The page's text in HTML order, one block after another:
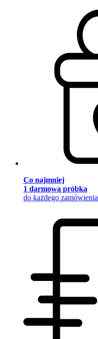
Co najmniej
1 darmowa próbka
do każdego zamówienia